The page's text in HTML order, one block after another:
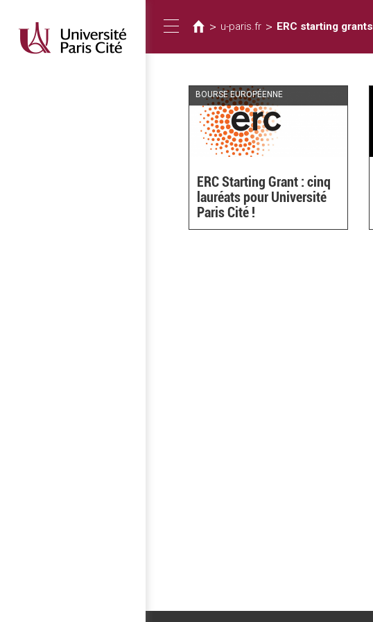
contenu
principal
Toggle
navigation
êtes
ici
> u-paris.fr > ERC starting grants
BOURSE EUROPÉENNE
ERC Starting Grant : cinq
lauréats pour Université
Paris Cité !